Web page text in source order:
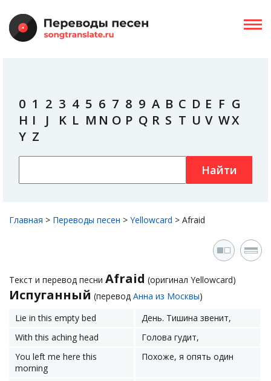
0 1 2 3 4 5 6 7 8 9 A B C D E F G
H I J K L M N O P Q R S T U V WX
Y Z
Найти
Главная > Переводы песен > Yellowcard > Afraid
Текст и перевод песни Afraid (оригинал Yellowcard)
Испуганный (перевод Анна из Москвы)
Lie in this empty bed
День. Тишина звенит,
With this aching head
Голова гудит,
You left me here this
morning
Похоже, я опять один